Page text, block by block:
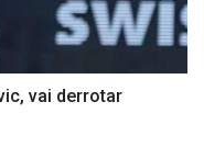
vai derrotar